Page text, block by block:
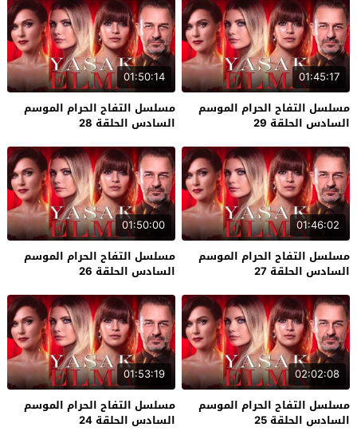
01:45:17
مسلسل التفاح الحرام الموسم
السادس الحلقة 29
01:50:14
مسلسل التفاح الحرام الموسم
السادس الحلقة 28
01:46:02
مسلسل التفاح الحرام الموسم
السادس الحلقة 27
01:50:00
مسلسل التفاح الحرام الموسم
السادس الحلقة 26
02:02:08
مسلسل التفاح الحرام الموسم
السادس الحلقة 25
01:53:19
مسلسل التفاح الحرام الموسم
السادس الحلقة 24